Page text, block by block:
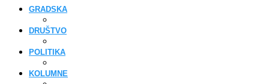
GRADSKA
DRUŠTVO
POLITIKA
KOLUMNE